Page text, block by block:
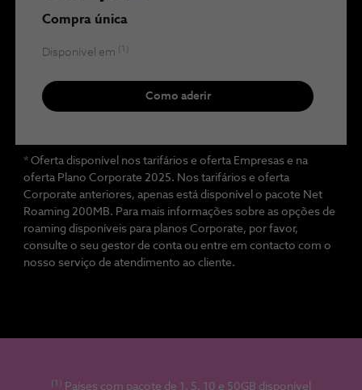
Compra única
Disponível em (1)
Como aderir
* Oferta disponível nos tarifários e oferta Empresas e na
oferta Plano Corporate 2025. Nos tarifários e oferta
Corporate anteriores, apenas está disponível o pacote Net
Roaming 200MB. Para mais informações sobre as opções de
roaming disponíveis para planos Corporate, por favor,
consulte o seu gestor de conta ou entre em contacto com o
nosso serviço de atendimento ao cliente.
(1) Países com pacote de 1, 5, 10 e 50GB disponível